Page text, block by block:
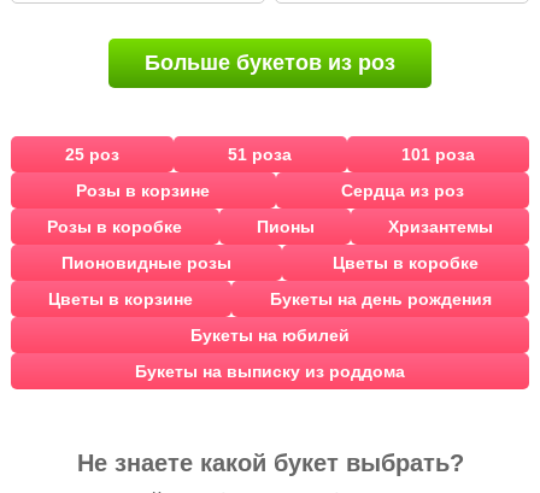
Больше букетов из роз
25 роз 51 роза
101 роза
Розы в корзине
Сердца из роз
Розы в коробке
Пионы
Хризантемы
Пионовидные розы
Цветы в коробке
Цветы в корзине
Букеты на день рождения
Букеты на юбилей
Букеты на выписку из роддома
Не знаете какой букет выбрать?